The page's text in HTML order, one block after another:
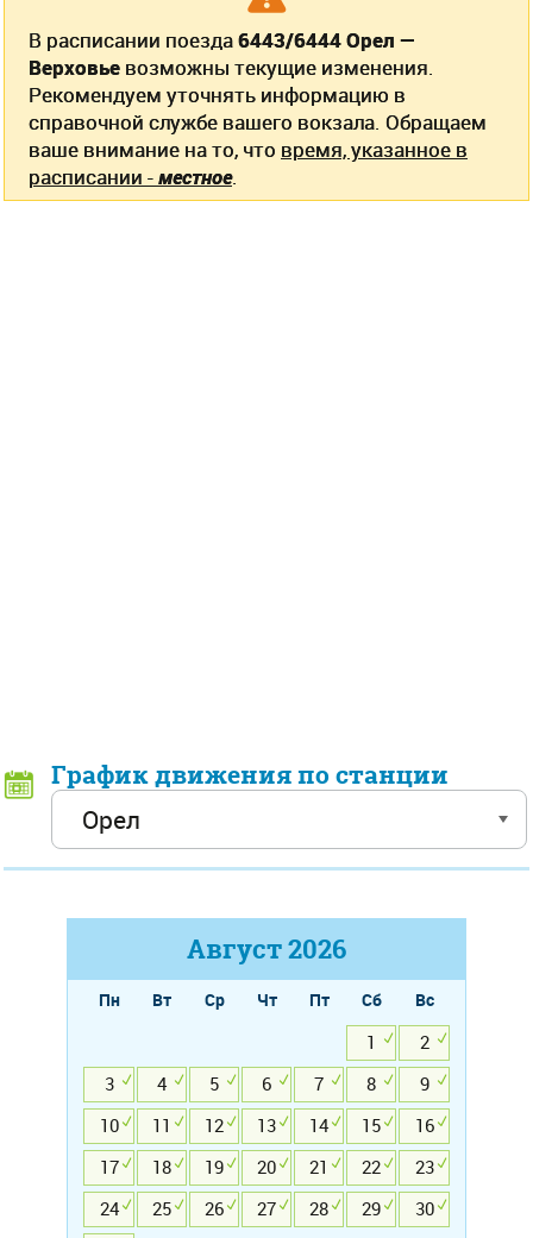
В расписании поезда6443/6444 Орел —
Верховье возможны текущие изменения.
Рекомендуем уточнять информацию в
справочной службе вашего вокзала. Обращаем
ваше внимание на то, что время, указанное в
расписании -местное.
График движения по станции
Август2026
Пн Вт Ср Чт Пт Сб
Вс
1
2
3
4 5 6 7 8
9
10
11 12 13 14 15
16
17
18 19 20 21 22
23
24
25 26 27 28 29
30